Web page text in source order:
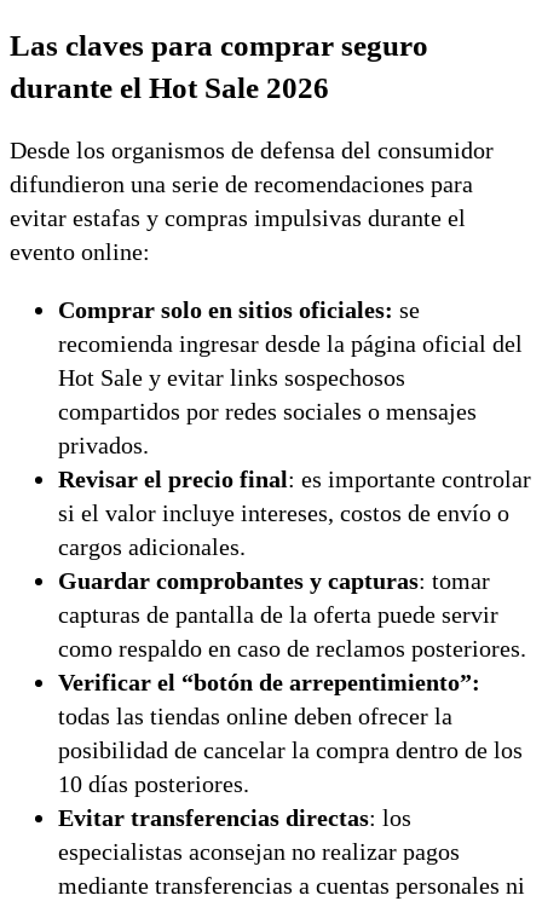
Las claves para comprar seguro
durante el Hot Sale 2026
Desde los organismos de defensa del consumidor
difundieron una serie de recomendaciones para
evitar estafas y compras impulsivas durante el
evento online:
Comprar solo en sitios oficiales: se
recomienda ingresar desde la página oficial del
Hot Sale y evitar links sospechosos
compartidos por redes sociales o mensajes
privados.
Revisar el precio final: es importante controlar
si el valor incluye intereses, costos de envío o
cargos adicionales.
Guardar comprobantes y capturas: tomar
capturas de pantalla de la oferta puede servir
como respaldo en caso de reclamos posteriores.
Verificar el “botón de arrepentimiento”:
todas las tiendas online deben ofrecer la
posibilidad de cancelar la compra dentro de los
10 días posteriores.
Evitar transferencias directas: los
especialistas aconsejan no realizar pagos
mediante transferencias a cuentas personales ni